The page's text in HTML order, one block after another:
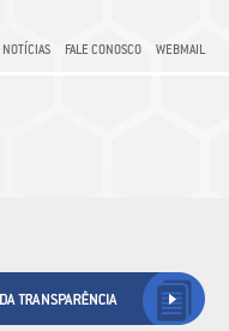
NOTÍCIAS
FALE CONOSCO WEBMAIL